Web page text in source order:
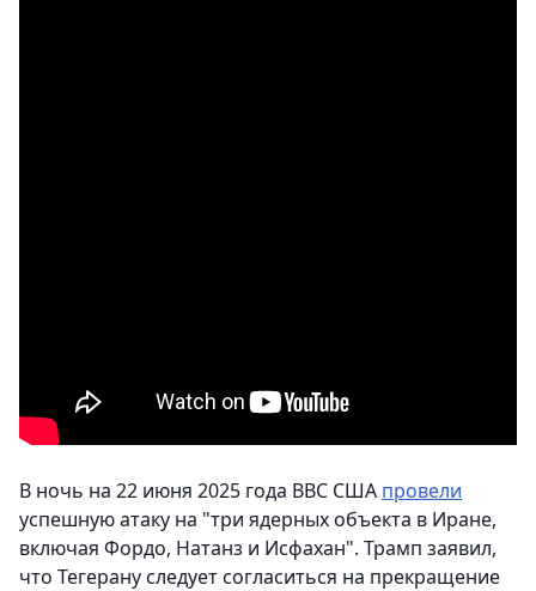
В ночь на 22 июня 2025 года ВВС США провели
успешную атаку на "три ядерных объекта в Иране,
включая Фордо, Натанз и Исфахан". Трамп заявил,
что Тегерану следует согласиться на прекращение